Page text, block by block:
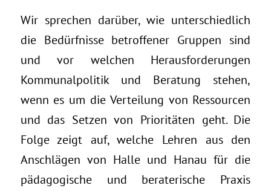
Wir sprechen darüber, wie unterschiedlich
die Bedürfnisse betroffener Gruppen sind
und vor welchen Herausforderungen
Kommunalpolitik und Beratung stehen,
wenn es um die Verteilung von Ressourcen
und das Setzen von Prioritäten geht. Die
Folge zeigt auf, welche Lehren aus den
Anschlägen von Halle und Hanau für die
pädagogische und beraterische Praxis